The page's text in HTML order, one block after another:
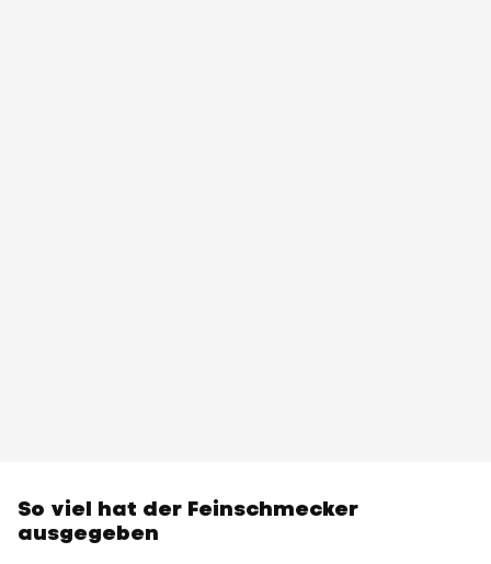
So viel hat der Feinschmecker
ausgegeben